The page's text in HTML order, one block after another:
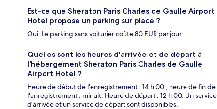
Est-ce que Sheraton Paris Charles de Gaulle Airport
Hotel propose un parking sur place ?
Oui. Le parking sans voiturier coûte 80 EUR par jour.
Quelles sont les heures d'arrivée et de départ à
l'hébergement Sheraton Paris Charles de Gaulle
Airport Hotel ?
Heure de début de l'enregistrement : 14 h 00 ; heure de fin de
l'enregistrement : minuit. Heure de départ : 12 h 00. Un service
d'arrivée et un service de départ sont disponibles.